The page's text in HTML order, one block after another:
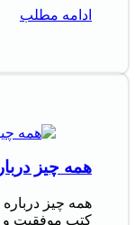
ادامه مطلب
همه چیز درباره کتاب